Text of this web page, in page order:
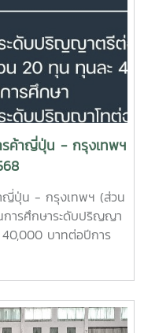
รค้าญี่ปุ่น - กรุงเทพฯ
ญี่ปุ่น - กรุงเทพฯ (ส่วน
ารศึกษาระดับปริญญา
บาทต่อปีการ
ยะเวลาการรับสมัคร:
ละเอียดเพิ่มเติมได้ที่: